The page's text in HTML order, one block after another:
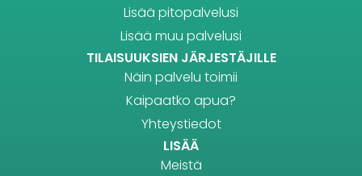
Lisää pitopalvelusi
Lisää muu palvelusi
TILAISUUKSIEN JÄRJESTÄJILLE
Näin palvelu toimii
Kaipaatko apua?
Yhteystiedot
LISÄÄ
Meistä